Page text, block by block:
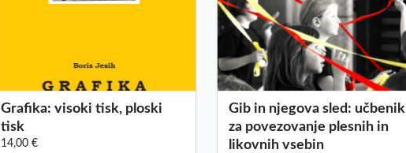
Grafika: visoki tisk, ploski
tisk
14,00 €
Gib in njegova sled: učbenik
za povezovanje plesnih in
likovnih vsebin